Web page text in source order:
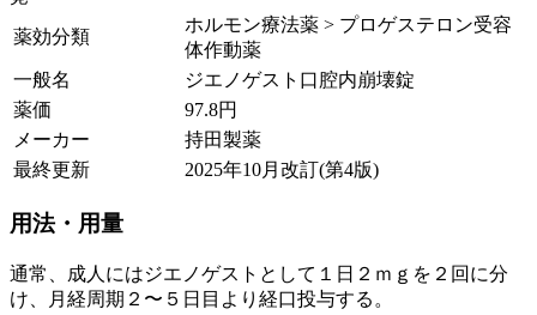
薬効分類
ホルモン療法薬 > プロゲステロン受容
体作動薬
一般名
ジエノゲスト口腔内崩壊錠
薬価
97.8円
メーカー
持田製薬
最終更新
2025年10月改訂(第4版)
用法・用量
通常、成人にはジエノゲストとして１日２ｍｇを２回に分
け、月経周期２〜５日目より経口投与する。